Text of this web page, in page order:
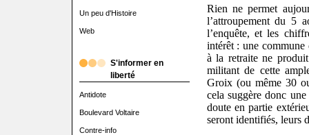
Un peu d'Histoire
Web
S'informer en
liberté
Antidote
Boulevard Voltaire
Contre-info
Rien ne permet
l’attroupement du 5
l’enquête, et les
intérêt : une
à la retraite ne
militant de cette
Groix (ou même 30
cela suggère donc
doute en partie
seront identifiés, leurs